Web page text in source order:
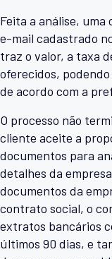
Feita a análise,
e-mail cadastrado
traz o valor, a taxa
oferecidos,
de acordo com a
O processo não
cliente aceite a
documentos para
detalhes da
documentos da
contrato social, o
extratos bancários
últimos 90 dias, e